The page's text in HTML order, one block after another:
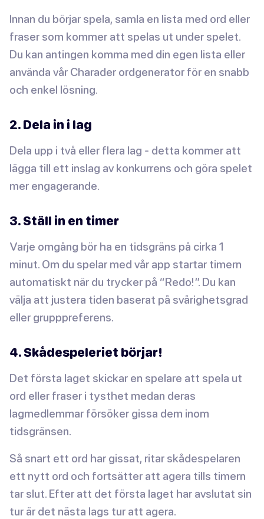
Innan du börjar spela, samla en lista med ord eller
fraser som kommer att spelas ut under spelet.
Du kan antingen komma med din egen lista eller
använda vår Charader ordgenerator för en snabb
och enkel lösning.
2. Dela in i lag
Dela upp i två eller flera lag - detta kommer att
lägga till ett inslag av konkurrens och göra spelet
mer engagerande.
3. Ställ in en timer
Varje omgång bör ha en tidsgräns på cirka 1
minut. Om du spelar med vår app startar timern
automatiskt när du trycker på “Redo!”. Du kan
välja att justera tiden baserat på svårighetsgrad
eller grupppreferens.
4. Skådespeleriet börjar!
Det första laget skickar en spelare att spela ut
ord eller fraser i tysthet medan deras
lagmedlemmar försöker gissa dem inom
tidsgränsen.
Så snart ett ord har gissat, ritar skådespelaren
ett nytt ord och fortsätter att agera tills timern
tar slut. Efter att det första laget har avslutat sin
tur är det nästa lags tur att agera.